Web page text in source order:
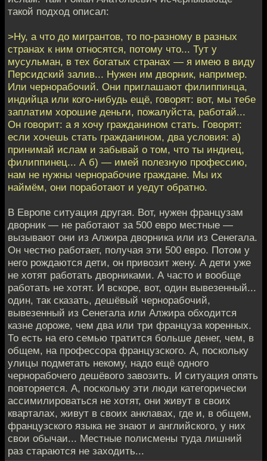
такой подход описал:
>Ну, а что до мигрантов, то по-разному в разных
странах к ним относятся, потому что... Тут у
мусульман, в тех богатых странах — я имею в виду
Персидский залив... Нужен им дворник, например.
Или чернорабочий. Они приглашают филиппинца,
индийца или кого-нибудь ещё, говорят: вот, мы тебе
заплатим хорошие деньги, пожалуйста, работай...
Он говорит: а я хочу гражданином стать. Говорят:
если хочешь стать гражданином, два условия: а)
принимай ислам и забывай о том, что ты индиец,
филиппинец... А б) — имей полезную профессию,
нам не нужны чернорабочие граждане. Мы их
наймём, они поработают и уедут обратно.
В Европе ситуация другая. Вот, нужен французам
дворник — не работают за 500 евро местные —
вызывают они из Алжира дворника или из Сенегала.
Он честно работает, получая эти 500 евро. Потом у
него рождаются дети, он привозит жену. А дети уже
не хотят работать дворниками. А часто и вообще
работать не хотят. И вскоре, вот, один вывезенный...
один, так сказать, дешёвый чернорабочий,
вывезенный из Сенегала или Алжира обходится
казне дороже, чем два или три француза коренных.
То есть на его семью тратится больше денег, чем, в
общем, на профессора французского. А, поскольку
улицы подметать некому, надо ещё одного
чернорабочего дешёвого завозить. И ситуация опять
повторяется. А, поскольку эти люди категорически
ассимилироваться не хотят, они живут в своих
кварталах, живут в своих анклавах, где и, в общем,
французского языка не знают и английского, у них
свои обычаи... Местные полисмены туда лишний
раз стараются не заходить...